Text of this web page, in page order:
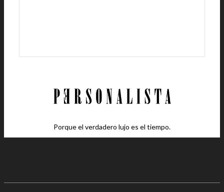
Porque el verdadero lujo es el tiempo.